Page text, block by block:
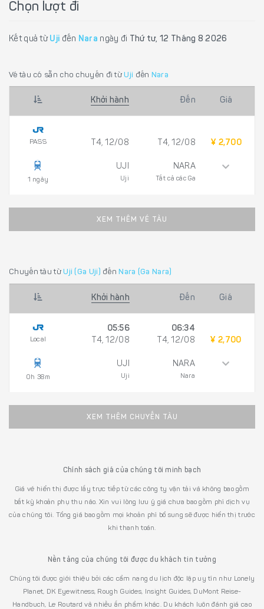
Chọn lượt đi
Kết quả từ Uji đến Nara ngày đi Thứ tư, 12 Tháng 8 2026
Vé tàu có sẵn cho chuyến đi từUji đến Nara
Khởi hành Đến Giá
PASS
1 ngày
T4, 12/08
UJI
Uji
T4, 12/08
NARA
Tất cả các Ga
¥ 2,700
XEM THÊM VÉ TÀU
Chuyến tàu từUji (Ga Uji) đến Nara (Ga Nara)
Khởi hành Đến Giá
Local
0h 38m
05:56
T4, 12/08
UJI
Uji
06:34
T4, 12/08
NARA
Nara
¥ 2,700
XEM THÊM CHUYẾN TÀU
Chính sách giá của chúng tôi minh bạch
Giá vé hiển thị được lấy trực tiếp từ các công ty vận tải và không bao gồm
bất kỳ khoản phụ thu nào. Xin vui lòng lưu ý giá chưa bao gồm phí dịch vụ
của chúng tôi. Tổng giá bao gồm mọi khoản phí bổ sung sẽ được hiển thị trước
khi thanh toán.
Nền tảng của chúng tôi được du khách tin tưởng
Chúng tôi được giới thiệu bởi các cẩm nang du lịch độc lập uy tín như Lonely
Planet, DK Eyewitness, Rough Guides, Insight Guides, DuMont Reise-
Handbuch, Le Routard và nhiều ấn phẩm khác. Du khách luôn đánh giá cao